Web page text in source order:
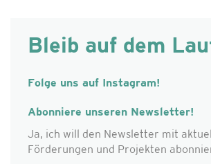
Bleib auf dem
Folge uns auf Instagram!
Abonniere unseren Newsletter!
Ja, ich will den Newsletter mit
Förderungen und Projekten